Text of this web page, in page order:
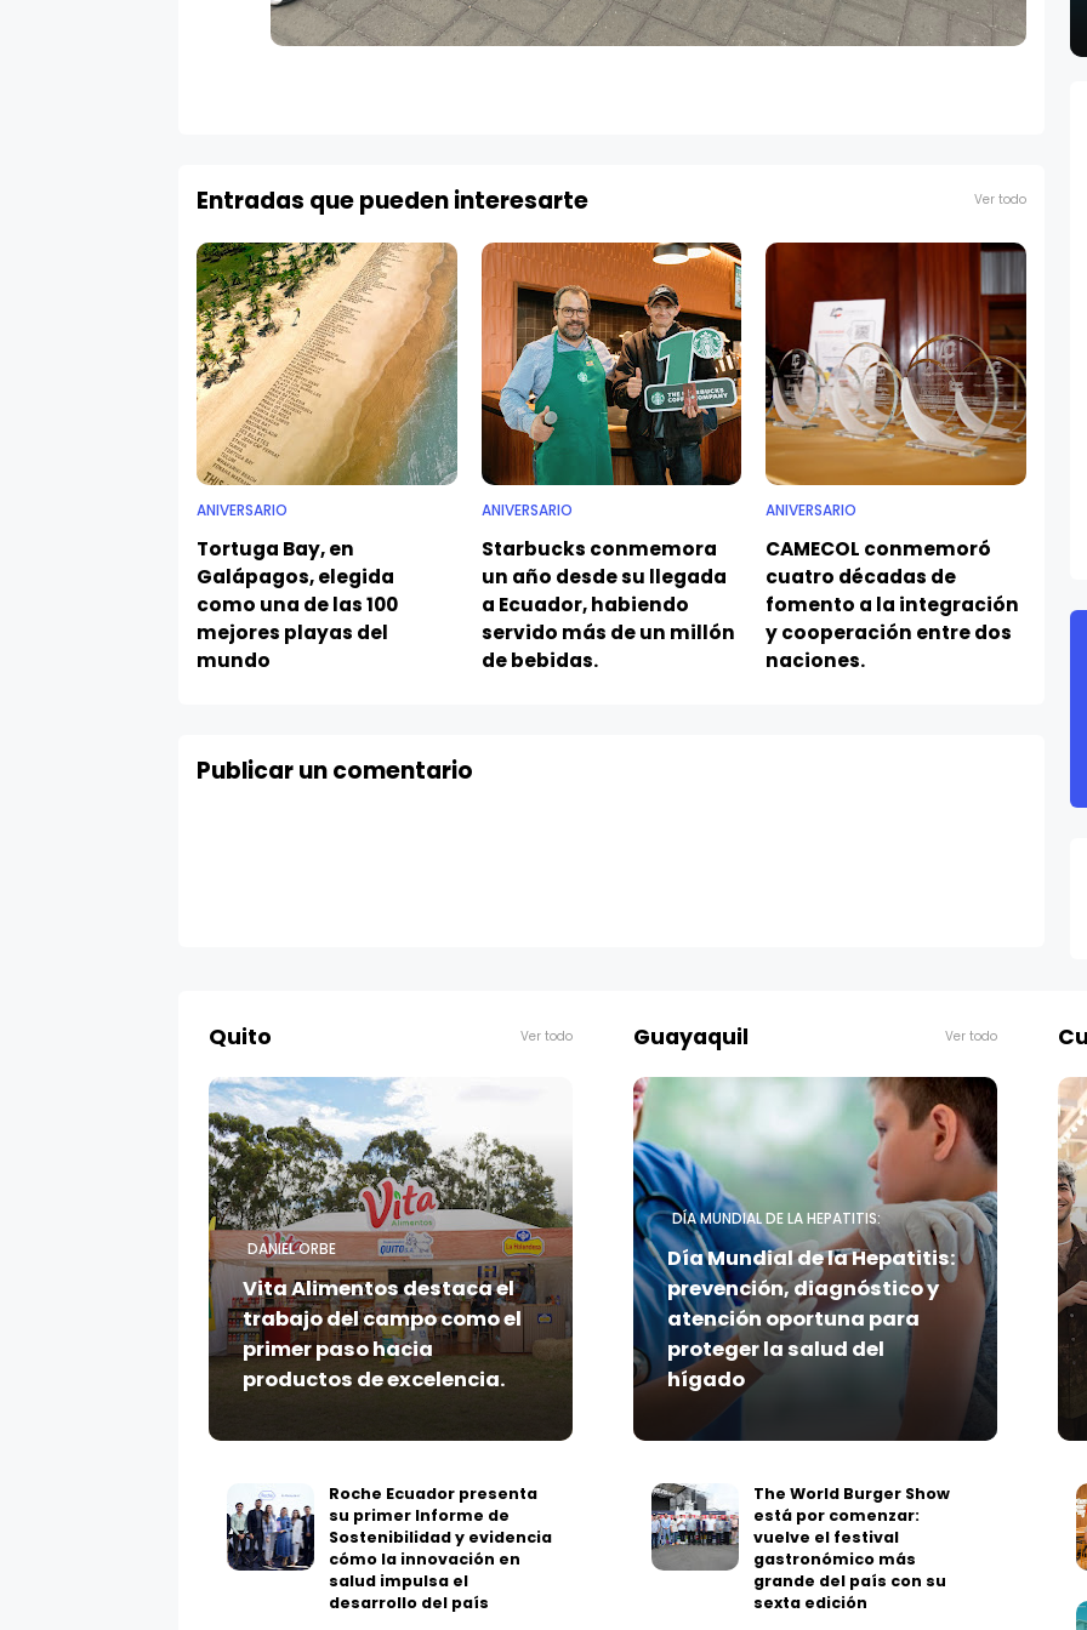
Entradas que pueden interesarte Ver todo
ANIVERSARIO
Tortuga Bay, en
Galápagos, elegida
como una de las 100
mejores playas del
mundo
ANIVERSARIO
Starbucks conmemora
un año desde su llegada
a Ecuador, habiendo
servido más de un millón
de bebidas.
ANIVERSARIO
CAMECOL conmemoró
cuatro décadas de
fomento a la integración
y cooperación entre dos
naciones.
Publicar un comentario
Quito Ver todo
DANIEL ORBE
Vita Alimentos destaca el
trabajo del campo como el
primer paso hacia
productos de excelencia.
Roche Ecuador presenta
su primer Informe de
Sostenibilidad y evidencia
cómo la innovación en
salud impulsa el
desarrollo del país
Guayaquil Ver todo
DÍA MUNDIAL DE LA HEPATITIS:
Día Mundial de la Hepatitis:
prevención, diagnóstico y
atención oportuna para
proteger la salud del
hígado
The World Burger Show
está por comenzar:
vuelve el festival
gastronómico más
grande del país con su
sexta edición